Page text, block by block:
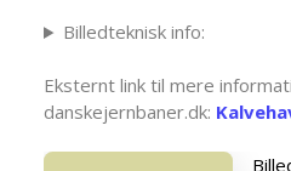
Billedteknisk info:
Eksternt link til mere
danskejernbaner.dk: